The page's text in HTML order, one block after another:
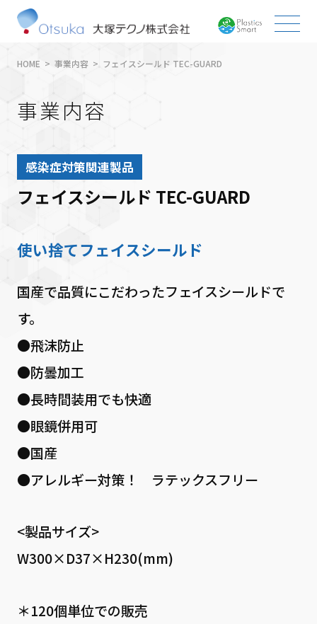
HOME 事業内容 フェイスシールド TEC-GUARD
事業内容
感染症対策関連製品
フェイスシールド TEC-GUARD
使い捨てフェイスシールド
国産で品質にこだわったフェイスシールドで
す。
●飛沫防止
●防曇加工
●長時間装用でも快適
●眼鏡併用可
●国産
●アレルギー対策！ ラテックスフリー
<製品サイズ>
W300×D37×H230(mm)
＊120個単位での販売